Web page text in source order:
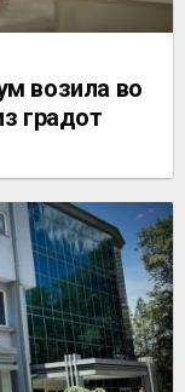
возила во
градот